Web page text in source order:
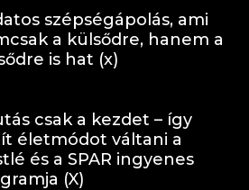
szépségápolás, ami
a külsődre, hanem a
is hat (x)
csak a kezdet – így
életmódot váltani a
és a SPAR ingyenes
(X)